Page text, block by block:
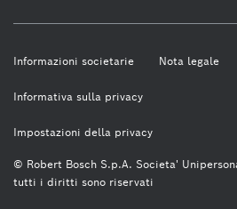
© Robert Bosch S.p.A. Societa'
tutti i diritti sono riservati
Informazioni societarie Nota legale
Informativa sulla privacy
Impostazioni della privacy